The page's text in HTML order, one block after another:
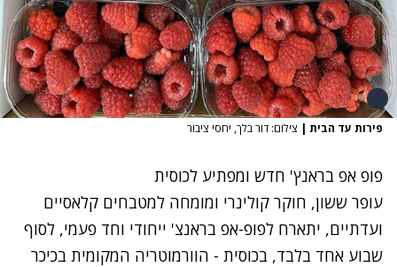
פירות עד הבית | צילום: דור בלך, יחסי ציבור
פופ אפ בראנץ' חדש ומפתיע לכוסית
עופר ששון, חוקר קולינרי ומומחה למטבחים קלאסיים
ועדתיים, יתארח לפופ-אפ בראנצ' ייחודי וחד פעמי, לסוף
שבוע אחד בלבד, בכוסית - הוורמוטריה המקומית בכיכר